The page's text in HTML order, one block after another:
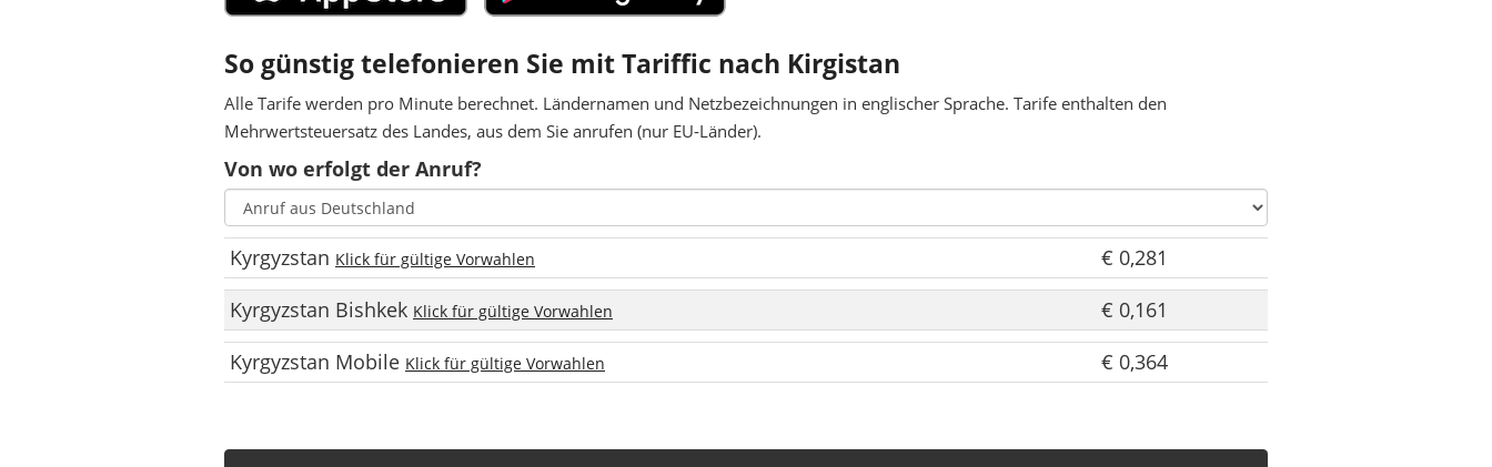
So günstig telefonieren Sie mit Tariffic nach Kirgistan
Alle Tarife werden pro Minute berechnet. Ländernamen und Netzbezeichnungen in englischer Sprache. Tarife enthalten den
Mehrwertsteuersatz des Landes, aus dem Sie anrufen (nur EU-Länder).
Von wo erfolgt der Anruf?
Kyrgyzstan Klick für gültige Vorwahlen
€ 0,281
Kyrgyzstan Bishkek Klick für gültige Vorwahlen
€ 0,161
Kyrgyzstan Mobile Klick für gültige Vorwahlen € 0,364